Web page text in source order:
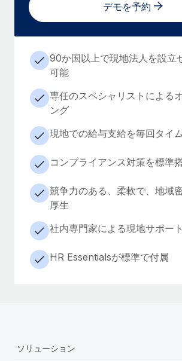
デモを予約
90か国以上で現地法人を設立
可能
専任のスペシャリストによる
ング
現地での給与支給を毎回タイ
コンプライアンス対策を標準
競争力のある、柔軟で、地域
厚生
社内専門家による現地サポート
HR Essentialsが標準で付属
ソリューション